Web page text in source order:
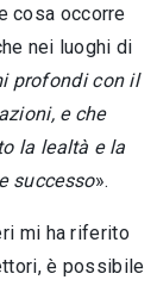
cosa occorre
nei luoghi di
pro­fondi con il
e che
la lealtà e la
successo».
mi ha riferito
è possibile